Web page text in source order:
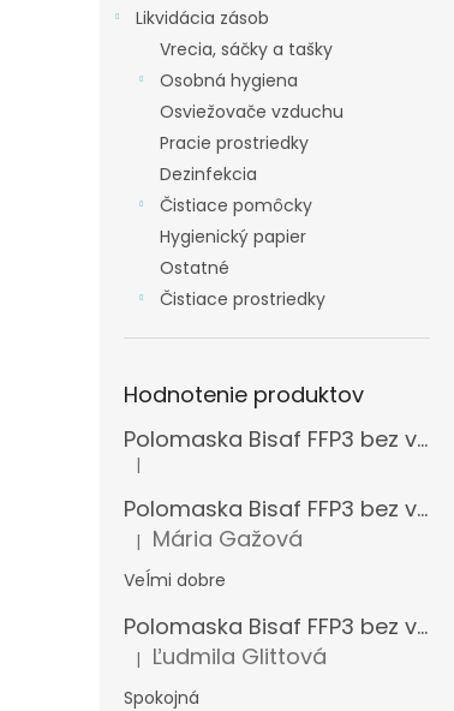
Likvidácia zásob
Vrecia, sáčky a tašky
Osobná hygiena
Osviežovače vzduchu
Pracie prostriedky
Dezinfekcia
Čistiace pomôcky
Hygienický papier
Ostatné
Čistiace prostriedky
Hodnotenie produktov
Polomaska Bisaf FFP3 bez ventilčeka , balenie 15 ks
Hodnotenie produktu je 5 z 5 hviezdičiek.
|
Polomaska Bisaf FFP3 bez ventilčeka 99 % , balenie 1 ks
Hodnotenie produktu je 5 z 5 hviezdičiek.
| Mária Gažová
Veĺmi dobre
Polomaska Bisaf FFP3 bez ventilčeka , balenie 15 ks
Hodnotenie produktu je 5 z 5 hviezdičiek.
| Ľudmila Glittová
Spokojná